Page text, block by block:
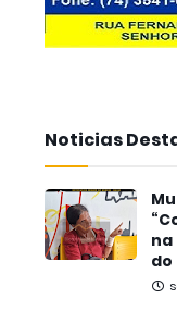
Noticias
na
do